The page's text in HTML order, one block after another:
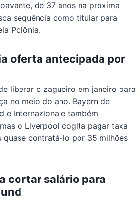
de 37 anos na próxima
sequência como titular para
Polônia.
oferta antecipada por
liberar o zagueiro em janeiro para
no meio do ano. Bayern de
e Internazionale também
o Liverpool cogita pagar taxa
quase contratá-lo por 35 milhões
cortar salário para